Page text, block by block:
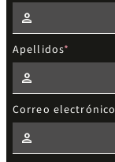
Apellidos
Correo electrónico